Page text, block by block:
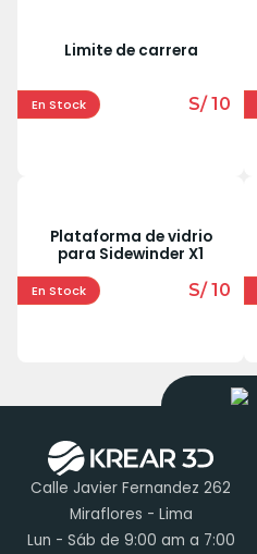
Limite de carrera
En Stock S/ 10
Plataforma de vidrio
para Sidewinder X1
En Stock S/ 10
Calle Javier Fernandez 262
Miraflores - Lima
Lun - Sáb de 9:00 am a 7:00